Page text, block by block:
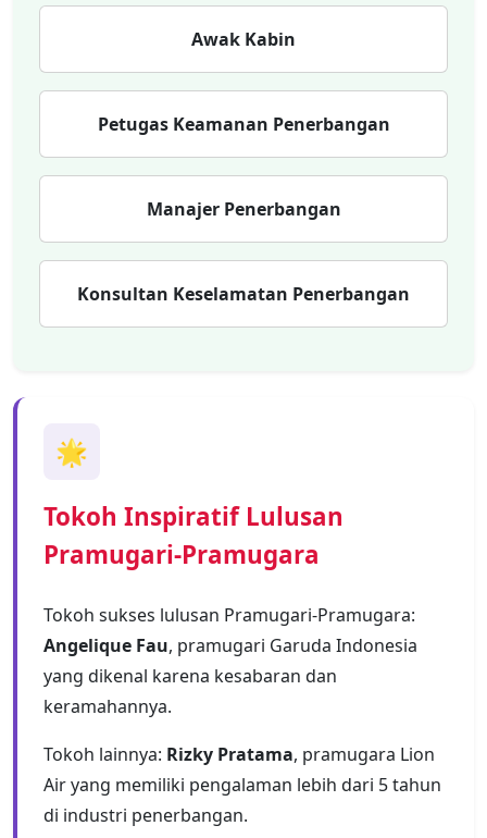
Awak Kabin
Petugas Keamanan Penerbangan
Manajer Penerbangan
Konsultan Keselamatan Penerbangan
🌟
Tokoh Inspiratif Lulusan
Pramugari-Pramugara
Tokoh sukses lulusan Pramugari-Pramugara:
Angelique Fau, pramugari Garuda Indonesia
yang dikenal karena kesabaran dan
keramahannya.
Tokoh lainnya: Rizky Pratama, pramugara Lion
Air yang memiliki pengalaman lebih dari 5 tahun
di industri penerbangan.